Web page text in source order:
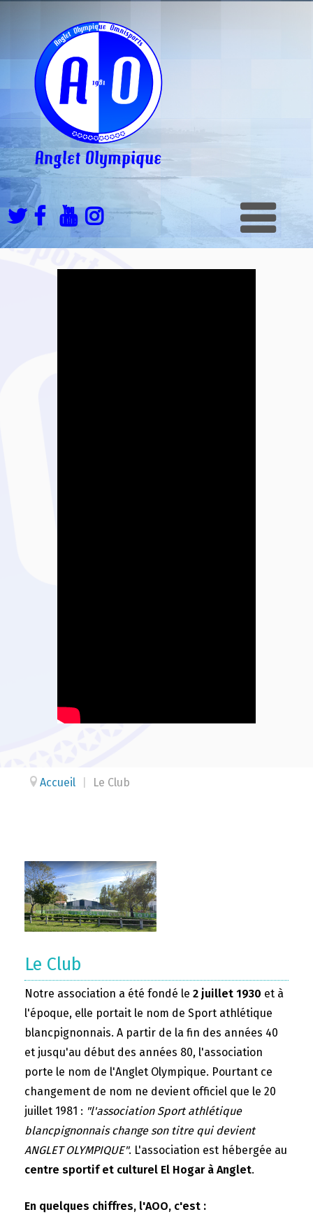
Accueil Le Club
Le Club
Notre association a été fondé le 2 juillet 1930 et à
l'époque, elle portait le nom de Sport athlétique
blancpignonnais. A partir de la fin des années 40
et jusqu'au début des années 80, l'association
porte le nom de l'Anglet Olympique. Pourtant ce
changement de nom ne devient officiel que le 20
juillet 1981 : "l'association Sport athlétique
blancpignonnais change son titre qui devient
ANGLET OLYMPIQUE". L'association est hébergée au
centre sportif et culturel El Hogar à Anglet.
En quelques chiffres, l'AOO, c'est :